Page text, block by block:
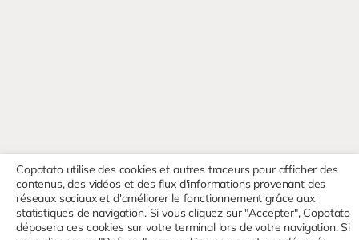
Copotato utilise des cookies et autres traceurs pour afficher des
contenus, des vidéos et des flux d'informations provenant des
réseaux sociaux et d'améliorer le fonctionnement grâce aux
statistiques de navigation. Si vous cliquez sur "Accepter", Copotato
déposera ces cookies sur votre terminal lors de votre navigation. Si